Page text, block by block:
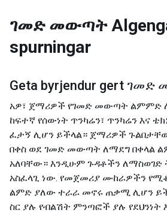
ገመድ መውጣት
spurningar
Geta byrjendur gert ገመድ
አዎ፣ ጀማሪዎች የገመድ መውጣት ልምምድ
ከፍተኛ የሰውነት ጥንካሬን፣ ጥንካሬን እና
ፈታኝ ሊሆን ይችላል። ጀማሪዎች
በቀስ ወደ ገመድ መውጣት ለማደግ በቀላል
አለባቸው። እንዲሁም ጉዳቶችን ለማስወገድ
አስፈላጊ ነው. የመጀመሪያ ሙከራዎችን
ልምድ ያለው ተራራ መኖሩ ጠቃሚ ሊሆን
ስር ያሉ የብልሽት ምንጣፎች ያሉ